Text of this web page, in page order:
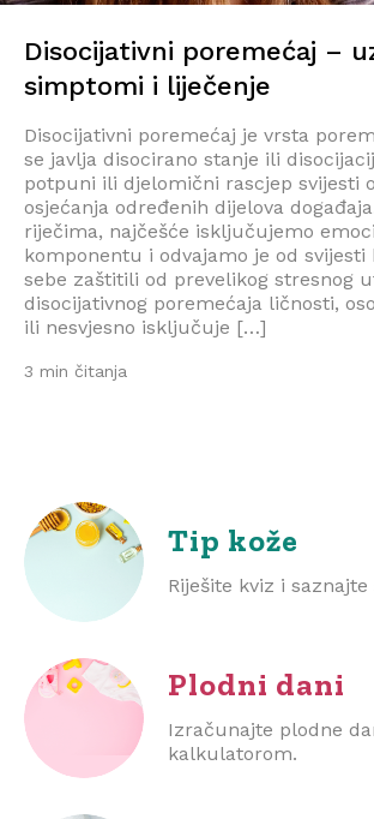
Disocijativni poremećaj –
simptomi i liječenje
Disocijativni poremećaj je vrsta
se javlja disocirano stanje ili
potpuni ili djelomični rascjep svijesti
osjećanja određenih dijelova
riječima, najčešće isključujemo
komponentu i odvajamo je od svijesti
sebe zaštitili od prevelikog stresnog
disocijativnog poremećaja ličnosti,
ili nesvjesno isključuje […]
3 min čitanja
Tip kože
Riješite kviz i
Plodni dani
Izračunajte plodne
kalkulatorom.